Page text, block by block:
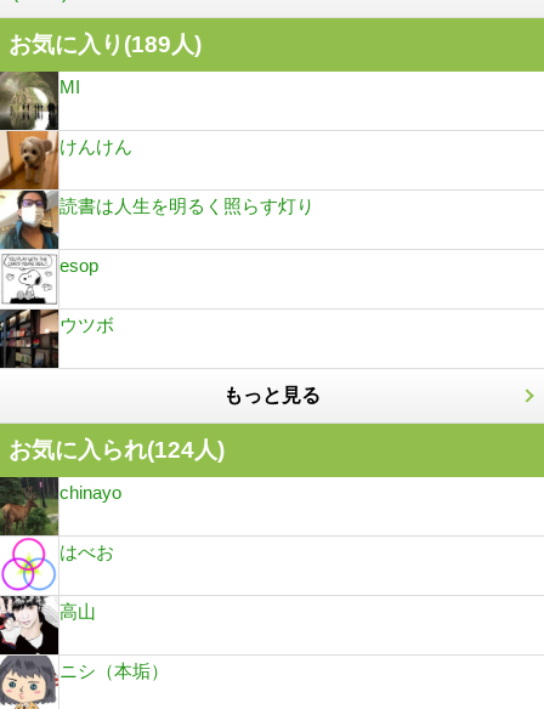
お気に入り(189人)
MI
けんけん
読書は人生を明るく照らす灯り
esop
ウツボ
もっと見る
お気に入られ(124人)
chinayo
はべお
高山
ニシ（本垢）